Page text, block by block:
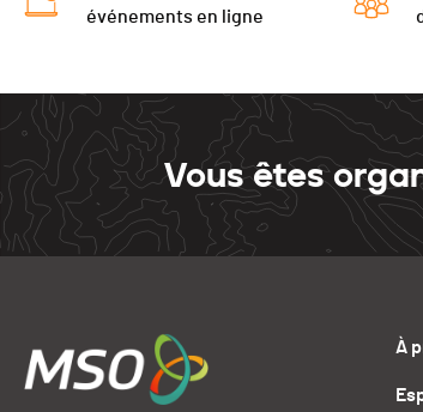
événements en ligne
Vous êtes
À